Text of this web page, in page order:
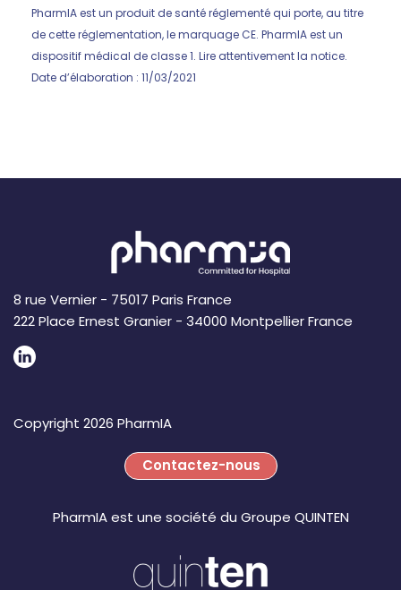
PharmIA est un produit de santé réglementé qui porte, au titre
de cette réglementation, le marquage CE. PharmIA est un
dispositif médical de classe 1. Lire attentivement la notice.
Date d’élaboration : 11/03/2021
8 rue Vernier - 75017 Paris France
222 Place Ernest Granier - 34000 Montpellier France
Copyright 2026 PharmIA
Contactez-nous
PharmIA est une société du Groupe QUINTEN